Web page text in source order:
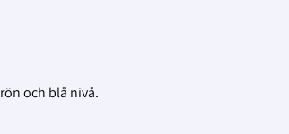
och blå nivå.